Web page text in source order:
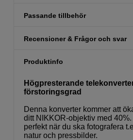
Passande tillbehör
Recensioner & Frågor och svar
Produktinfo
Högpresterande
förstoringsgrad
Denna konverter kommer att
ditt NIKKOR-objektiv med
perfekt när du ska fotografera
natur och pressbilder.